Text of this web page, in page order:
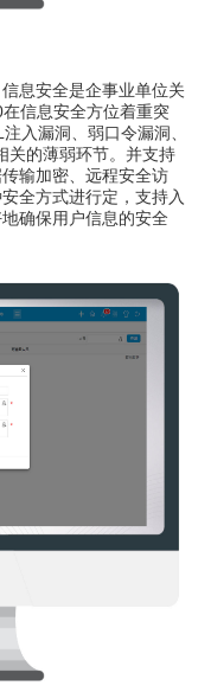
息安全是企事业单位关
信息安全方位着重突
入漏洞、弱口令漏洞、
关的薄弱环节。并支持
输加密、远程安全访
全方式进行定，支持入
确保用户信息的安全